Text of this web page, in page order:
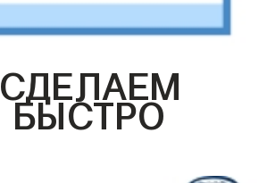
СДЕЛАЕМ
БЫСТРО